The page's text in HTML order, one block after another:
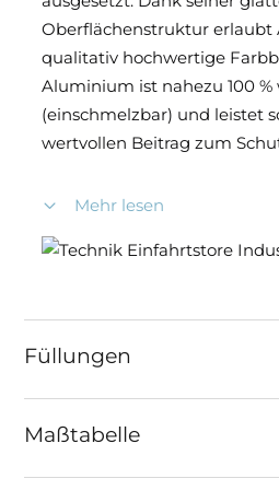
Oberflächenstruktur
qualitativ hochwertige
Aluminium ist nahezu 100
(einschmelzbar) und leistet
wertvollen Beitrag zum
Geschraubte
Maßtabelle).
Füllungen werden in
standardmäßig inkl.
angegeben.
Mehr lesen
Füllungen
Maßtabelle